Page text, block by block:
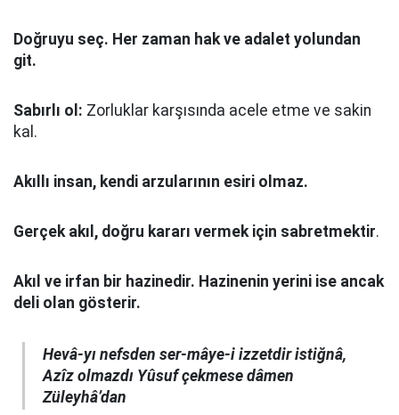
Doğruyu seç. Her zaman hak ve adalet yolundan
git.
Sabırlı ol: Zorluklar karşısında acele etme ve sakin
kal.
Akıllı insan, kendi arzularının esiri olmaz.
Gerçek akıl, doğru kararı vermek için sabretmektir.
Akıl ve irfan bir hazinedir. Hazinenin yerini ise ancak
deli olan gösterir.
Hevâ-yı nefsden ser-mâye-i izzetdir istiğnâ,
Azîz olmazdı Yûsuf çekmese dâmen
Züleyhâ’dan